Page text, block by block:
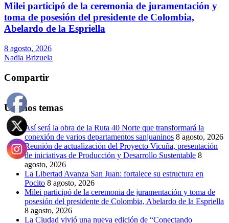
Milei participó de la ceremonia de juramentación y
toma de posesión del presidente de Colombia,
Abelardo de la Espriella
8 agosto, 2026
Nadia Brizuela
Compartir
Últimos temas
Así será la obra de la Ruta 40 Norte que transformará la
conexión de varios departamentos sanjuaninos 8 agosto, 2026
Reunión de actualización del Proyecto Vicuña, presentación
de iniciativas de Producción y Desarrollo Sustentable 8
agosto, 2026
La Libertad Avanza San Juan: fortalece su estructura en
Pocito 8 agosto, 2026
Milei participó de la ceremonia de juramentación y toma de
posesión del presidente de Colombia, Abelardo de la Espriella
8 agosto, 2026
La Ciudad vivió una nueva edición de “Conectando